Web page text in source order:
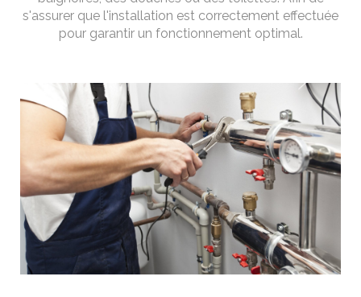
s'assurer que l'installation est correctement effectuée
pour garantir un fonctionnement optimal.